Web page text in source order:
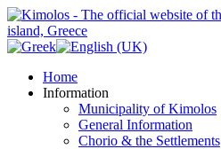
Home
Information
Municipality of Kimolos
General Information
Chorio & the Settlements